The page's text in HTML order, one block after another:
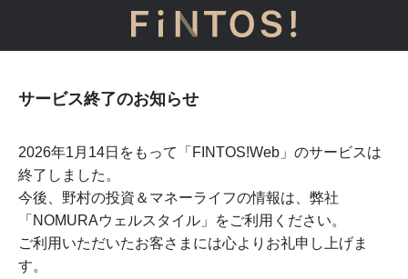
サービス終了のお知らせ
2026年1月14日をもって「FINTOS!Web」のサービスは
終了しました。
今後、野村の投資＆マネーライフの情報は、弊社
「NOMURAウェルスタイル」をご利用ください。
ご利用いただいたお客さまには心よりお礼申し上げま
す。